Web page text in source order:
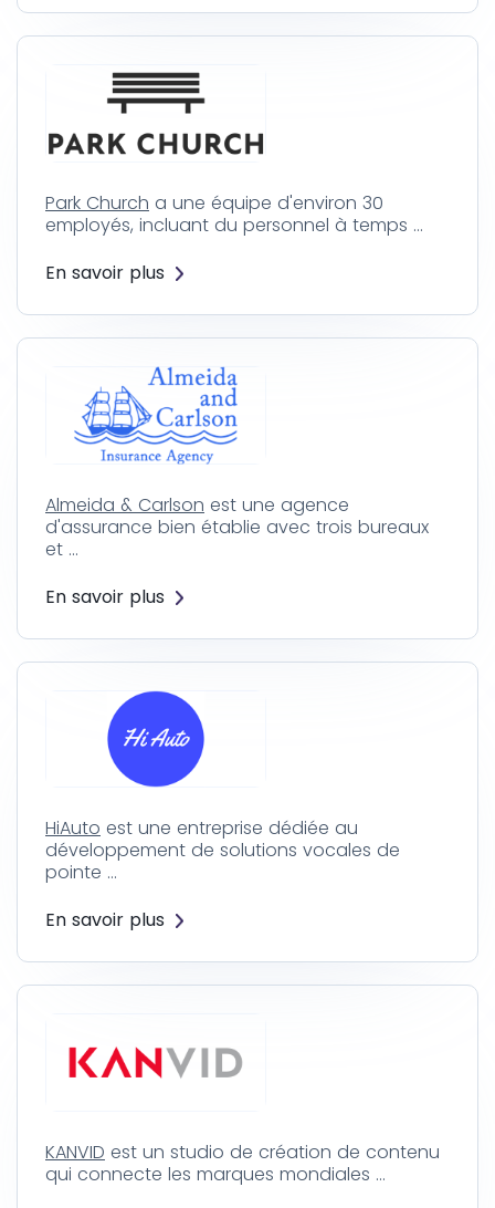
Park Church a une équipe d'environ 30
employés, incluant du personnel à temps …
En savoir plus
Almeida & Carlson est une agence
d'assurance bien établie avec trois bureaux
et …
En savoir plus
HiAuto est une entreprise dédiée au
développement de solutions vocales de
pointe …
En savoir plus
KANVID est un studio de création de contenu
qui connecte les marques mondiales …